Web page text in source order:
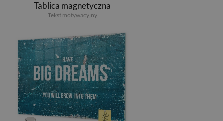
Tablica magnetyczna
Tekst motywacyjny